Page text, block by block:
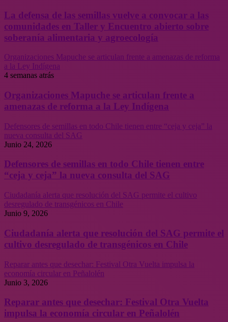
La defensa de las semillas vuelve a convocar a las
comunidades en Taller y Encuentro abierto sobre
soberanía alimentaria y agroecología
Organizaciones Mapuche se articulan frente a amenazas de reforma
a la Ley Indígena
4 semanas atrás
Organizaciones Mapuche se articulan frente a
amenazas de reforma a la Ley Indígena
Defensores de semillas en todo Chile tienen entre “ceja y ceja” la
nueva consulta del SAG
Junio 24, 2026
Defensores de semillas en todo Chile tienen entre
“ceja y ceja” la nueva consulta del SAG
Ciudadanía alerta que resolución del SAG permite el cultivo
desregulado de transgénicos en Chile
Junio 9, 2026
Ciudadanía alerta que resolución del SAG permite el
cultivo desregulado de transgénicos en Chile
Reparar antes que desechar: Festival Otra Vuelta impulsa la
economía circular en Peñalolén
Junio 3, 2026
Reparar antes que desechar: Festival Otra Vuelta
impulsa la economía circular en Peñalolén